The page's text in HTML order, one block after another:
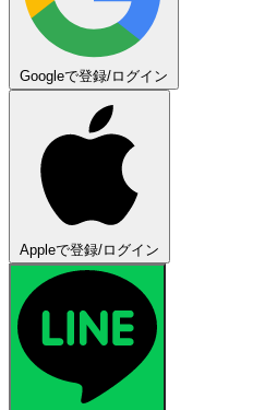
Googleで登録/ログイン
Appleで登録/ログイン